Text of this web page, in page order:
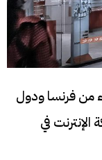
من فرنسا ودول
في